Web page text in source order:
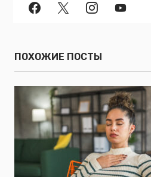
ПОХОЖИЕ ПОСТЫ